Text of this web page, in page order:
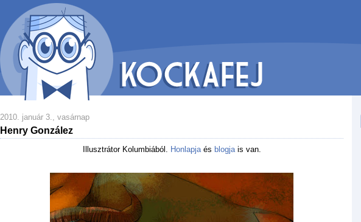
2010. január 3., vasárnap
Henry González
Illusztrátor Kolumbiából. Honlapjaés blogjais van.